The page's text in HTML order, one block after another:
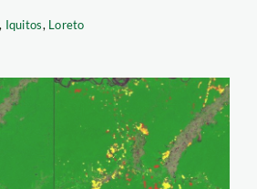
, Iquitos, Loreto
mineria
dios